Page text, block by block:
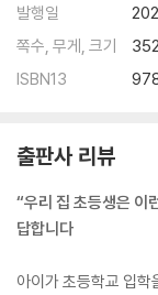
- 유튜버가 꿈인 아이
- 아이가 느린 학습자
- 외국에서 학교를 다
- 고학년 아이의 공개
- 담임 선생님과 상담
- 1학기 학부모 상담
발행일
쪽수, 무게, 크기
ISBN13
출판사 리뷰
“우리 집 초등생은 이
답합니다
아이가 초등학교 입학